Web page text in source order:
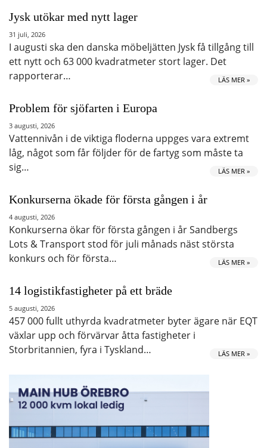
Jysk utökar med nytt lager
31 juli, 2026
I augusti ska den danska möbeljätten Jysk få tillgång till
ett nytt och 63 000 kvadratmeter stort lager. Det
rapporterar…
LÄS MER »
Problem för sjöfarten i Europa
3 augusti, 2026
Vattennivån i de viktiga floderna uppges vara extremt
låg, något som får följder för de fartyg som måste ta
sig…
LÄS MER »
Konkurserna ökade för första gången i år
4 augusti, 2026
Konkurserna ökar för första gången i år Sandbergs
Lots & Transport stod för juli månads näst största
konkurs och för första…
LÄS MER »
14 logistikfastigheter på ett bräde
5 augusti, 2026
457 000 fullt uthyrda kvadratmeter byter ägare när EQT
växlar upp och förvärvar åtta fastigheter i
Storbritannien, fyra i Tyskland…
LÄS MER »